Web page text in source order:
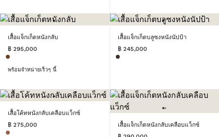
เสื้อแจ็กเก็ตหนังกลับ
฿ 295,000
พร้อมจำหน่ายเร็วๆ นี้
เสื้อแจ็กเก็ตบลูซงหนังนัปป้า
฿ 245,000
เสื้อโค้ทหนังกลับเคลือบแว็กซ์
฿ 275,000
เสื้อแจ็กเก็ตหนังกลับเคลือบแว็กซ์